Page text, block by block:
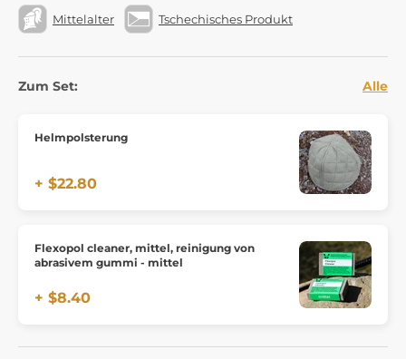
Mittelalter Tschechisches Produkt
Zum Set: Alle
Helmpolsterung
+ $22.80
Flexopol cleaner, mittel, reinigung von
abrasivem gummi - mittel
+ $8.40